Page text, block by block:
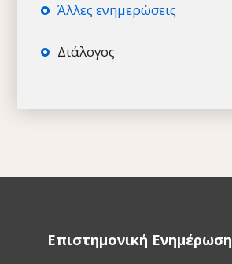
Άλλες ενημερώσεις
Διάλογος
Επιστημονική Ενημέρωση